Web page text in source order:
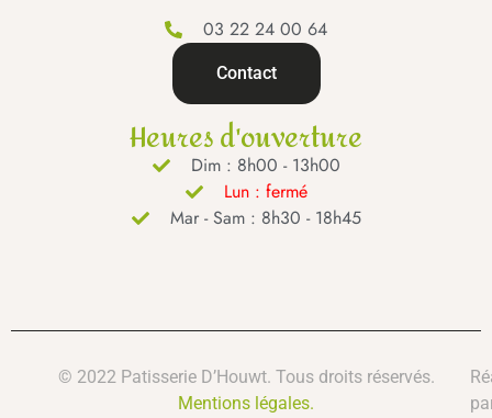
03 22 24 00 64
Contact
Heures d'ouverture
Dim : 8h00 - 13h00
Lun : fermé
Mar - Sam : 8h30 - 18h45
© 2022 Patisserie D’Houwt. Tous droits réservés.
Mentions légales.